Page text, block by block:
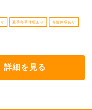
夏季冬季休暇あり 有給休暇あり
詳細を見る